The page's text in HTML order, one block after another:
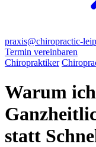
praxis@chiropractic-
Termin vereinbaren
Chiropraktiker
Warum
statt